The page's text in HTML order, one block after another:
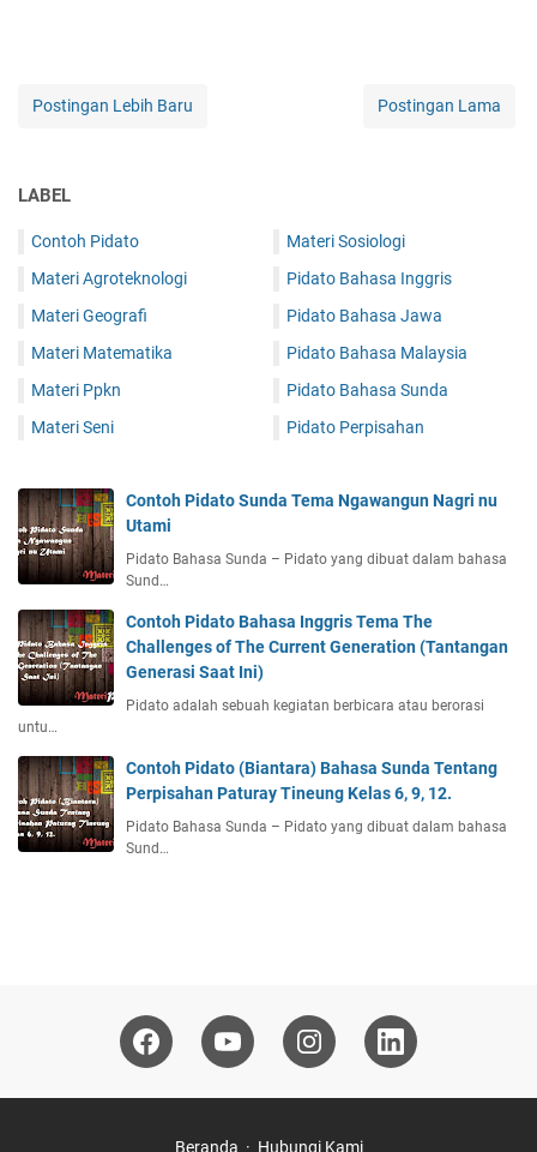
Postingan Lebih Baru Postingan Lama
LABEL
Contoh Pidato
Materi Agroteknologi
Materi Geografi
Materi Matematika
Materi Ppkn
Materi Seni
Materi Sosiologi
Pidato Bahasa Inggris
Pidato Bahasa Jawa
Pidato Bahasa Malaysia
Pidato Bahasa Sunda
Pidato Perpisahan
Contoh Pidato Sunda Tema Ngawangun Nagri nu
Utami
Pidato Bahasa Sunda – Pidato yang dibuat dalam bahasa
Sund…
Contoh Pidato Bahasa Inggris Tema The
Challenges of The Current Generation (Tantangan
Generasi Saat Ini)
Pidato adalah sebuah kegiatan berbicara atau berorasi
untu…
Contoh Pidato (Biantara) Bahasa Sunda Tentang
Perpisahan Paturay Tineung Kelas 6, 9, 12.
Pidato Bahasa Sunda – Pidato yang dibuat dalam bahasa
Sund…
Beranda Hubungi Kami